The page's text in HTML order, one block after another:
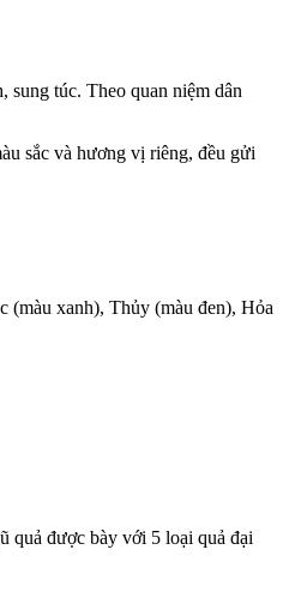
sung túc. Theo quan niệm dân
sắc và hương vị riêng, đều gửi
(màu xanh), Thủy (màu đen), Hỏa
quả được bày với 5 loại quả đại